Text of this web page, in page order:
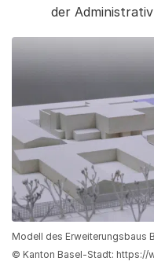
der
Modell des Erweiterungsbaus
© Kanton Basel-Stadt: https://